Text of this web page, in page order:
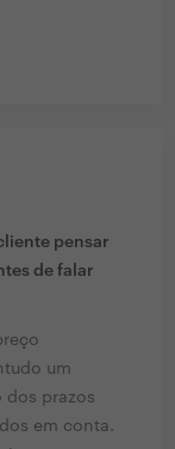
pensar
de falar
um
prazos
em conta.